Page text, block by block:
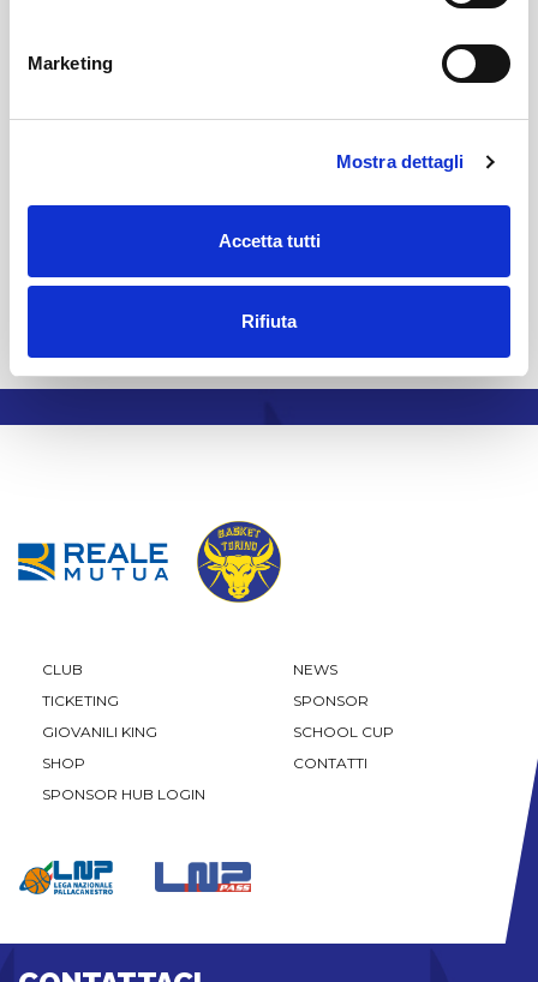
Marketing
Mostra dettagli
Accetta tutti
Rifiuta
CLUB
NEWS
TICKETING
SPONSOR
GIOVANILI KING
SCHOOL CUP
SHOP
CONTATTI
SPONSOR HUB LOGIN